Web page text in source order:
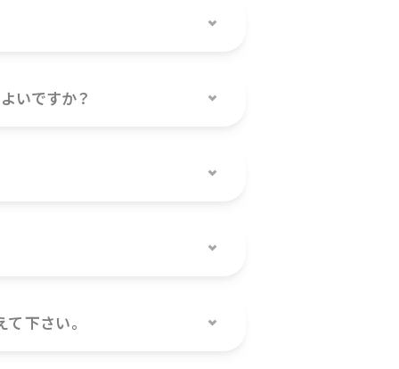
いですか？
下さい。